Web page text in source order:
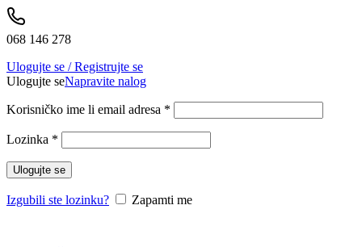
068 146 278
Ulogujte se / Registrujte se
Ulogujte seNapravite nalog
Korisničko ime li email adresa *
Lozinka *
Ulogujte se
Izgubili ste lozinku? Zapamti me